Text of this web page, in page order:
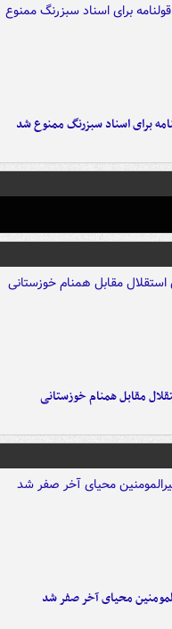
برای اسناد سبزرنگ ممنوع شد
مقابل همنام خوزستانی
محیای آخر صفر شد